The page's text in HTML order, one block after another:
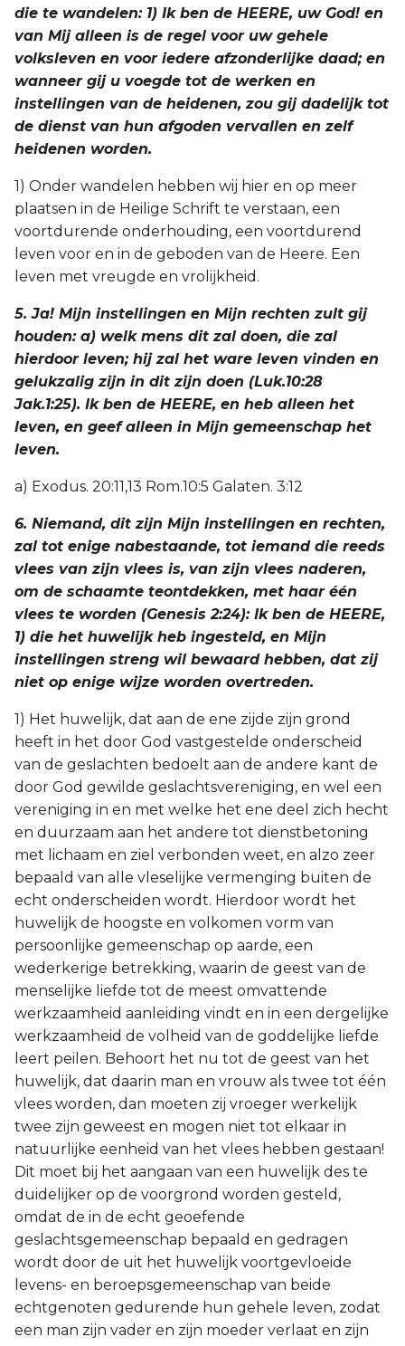
die te wandelen: 1) Ik ben de HEERE, uw God! en
van Mij alleen is de regel voor uw gehele
volksleven en voor iedere afzonderlijke daad; en
wanneer gij u voegde tot de werken en
instellingen van de heidenen, zou gij dadelijk tot
de dienst van hun afgoden vervallen en zelf
heidenen worden.
1) Onder wandelen hebben wij hier en op meer
plaatsen in de Heilige Schrift te verstaan, een
voortdurende onderhouding, een voortdurend
leven voor en in de geboden van de Heere. Een
leven met vreugde en vrolijkheid.
5. Ja! Mijn instellingen en Mijn rechten zult gij
houden: a) welk mens dit zal doen, die zal
hierdoor leven; hij zal het ware leven vinden en
gelukzalig zijn in dit zijn doen (Luk.10:28
Jak.1:25). Ik ben de HEERE, en heb alleen het
leven, en geef alleen in Mijn gemeenschap het
leven.
a) Exodus. 20:11,13 Rom.10:5 Galaten. 3:12
6. Niemand, dit zijn Mijn instellingen en rechten,
zal tot enige nabestaande, tot iemand die reeds
vlees van zijn vlees is, van zijn vlees naderen,
om de schaamte teontdekken, met haar één
vlees te worden (Genesis 2:24): Ik ben de HEERE,
1) die het huwelijk heb ingesteld, en Mijn
instellingen streng wil bewaard hebben, dat zij
niet op enige wijze worden overtreden.
1) Het huwelijk, dat aan de ene zijde zijn grond
heeft in het door God vastgestelde onderscheid
van de geslachten bedoelt aan de andere kant de
door God gewilde geslachtsvereniging, en wel een
vereniging in en met welke het ene deel zich hecht
en duurzaam aan het andere tot dienstbetoning
met lichaam en ziel verbonden weet, en alzo zeer
bepaald van alle vleselijke vermenging buiten de
echt onderscheiden wordt. Hierdoor wordt het
huwelijk de hoogste en volkomen vorm van
persoonlijke gemeenschap op aarde, een
wederkerige betrekking, waarin de geest van de
menselijke liefde tot de meest omvattende
werkzaamheid aanleiding vindt en in een dergelijke
werkzaamheid de volheid van de goddelijke liefde
leert peilen. Behoort het nu tot de geest van het
huwelijk, dat daarin man en vrouw als twee tot één
vlees worden, dan moeten zij vroeger werkelijk
twee zijn geweest en mogen niet tot elkaar in
natuurlijke eenheid van het vlees hebben gestaan!
Dit moet bij het aangaan van een huwelijk des te
duidelijker op de voorgrond worden gesteld,
omdat de in de echt geoefende
geslachtsgemeenschap bepaald en gedragen
wordt door de uit het huwelijk voortgevloeide
levens- en beroepsgemeenschap van beide
echtgenoten gedurende hun gehele leven, zodat
een man zijn vader en zijn moeder verlaat en zijn